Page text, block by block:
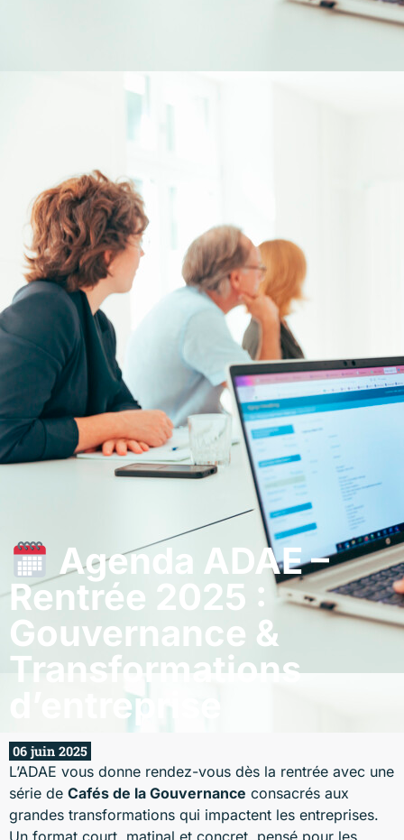
Agenda ADAE –
Rentrée 2025 :
Gouvernance &
Transformations
d’entreprise
06 juin 2025
L’ADAE vous donne rendez-vous dès la rentrée avec une
série de Cafés de la Gouvernance consacrés aux
grandes transformations qui impactent les entreprises.
Un format court, matinal et concret, pensé pour les